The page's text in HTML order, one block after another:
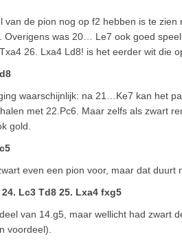
van de pion nog op f2 hebben is te
Overigens was 20… Le7 ook goed
26. Lxa4 Ld8! is het eerder wit die
waarschijnlijk: na 21…Ke7 kan het
met 22.Pc6. Maar zelfs als zwart
gold.
even een pion voor, maar dat duurt
Lc3 Td8 25. Lxa4 fxg5
van 14.g5, maar wellicht had zwart
voordeel).